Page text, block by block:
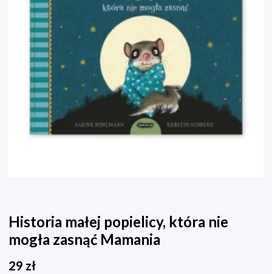
Historia małej popielicy, która nie
mogła zasnąć Mamania
29 zł